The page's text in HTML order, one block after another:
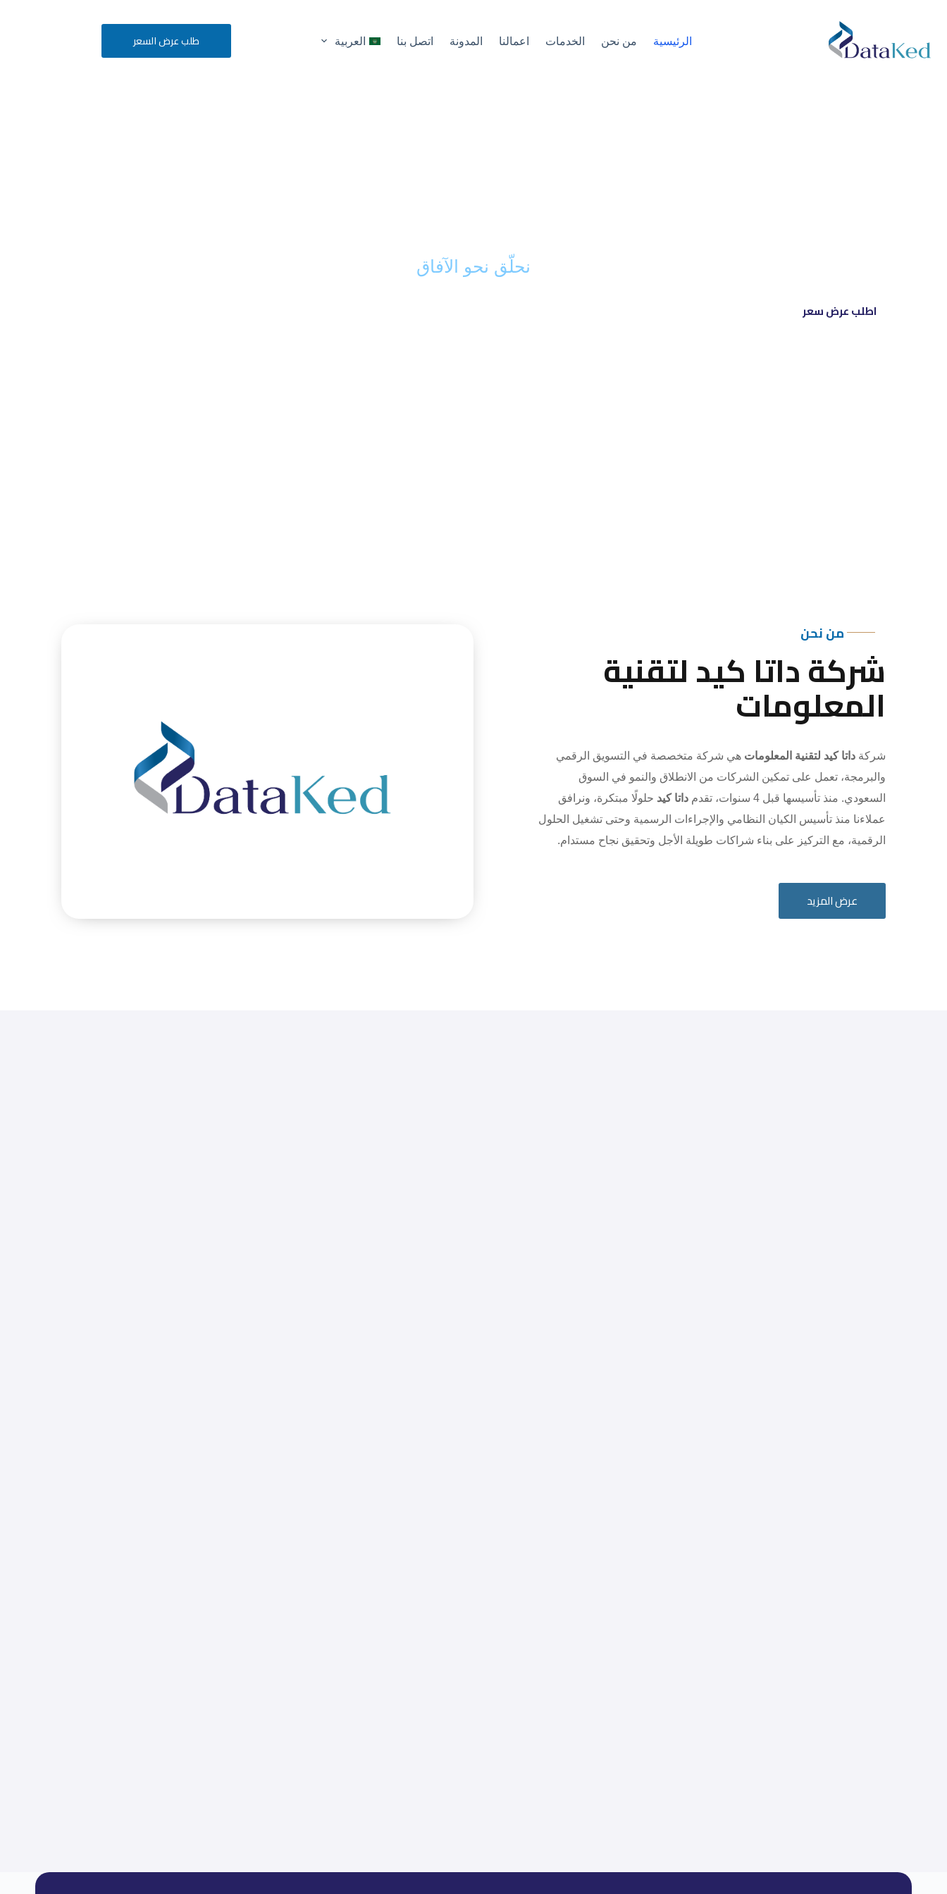
الرئيسية من نحن الخدمات اعمالنا المدونة اتصل بنا العربية طلب عرض السعر
نحلّق نحو الآفاق
اطلب عرض سعر
من نحن
شركة داتا كيد لتقنية
المعلومات
شركة داتا كيد لتقنية المعلومات هي شركة متخصصة في التسويق الرقمي
والبرمجة، تعمل على تمكين الشركات من الانطلاق والنمو في السوق
السعودي. منذ تأسيسها قبل 4 سنوات، تقدم
داتا كيد حلولًا مبتكرة، ونرافق
عملاءنا منذ تأسيس الكيان النظامي والإجراءات الرسمية وحتى تشغيل الحلول
الرقمية، مع التركيز على بناء شراكات طويلة الأجل وتحقيق نجاح مستدام.
عرض المزيد